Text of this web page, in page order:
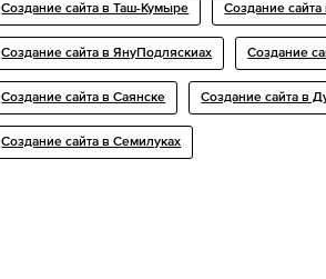
Создание сайта в Таш-Кумыре Создание
Создание сайта в ЯнуПодляскиах Создание
Создание сайта в Саянске Создание сайта в
Создание сайта в Семилуках